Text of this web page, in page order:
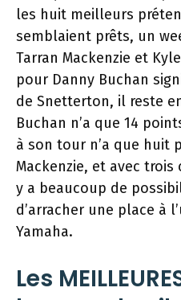
les huit meilleurs
semblaient prêts, un
Tarran Mackenzie et
pour Danny Buchan
de Snetterton, il reste
Buchan n’a que 14
à son tour n’a que huit
Mackenzie, et avec
y a beaucoup de
d’arracher une place à
Yamaha.
Les